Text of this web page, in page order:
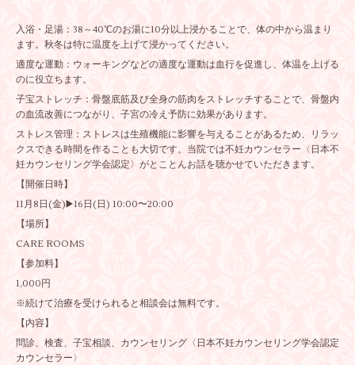
入浴・足湯：38～40℃のお湯に10分以上浸かることで、体の中から温まり
ます。秋冬は特に温度を上げて浸かってください。
適度な運動：ウォーキングなどの適度な運動は血行を促進し、体温を上げる
のに役立ちます。
子宝ストレッチ：骨盤底筋及び全身の筋肉をストレッチすることで、骨盤内
の血流改善につながり、子宮の冷え予防に効果があります。
ストレス管理：ストレスは生殖機能に影響を与えることがあるため、リラッ
クスできる時間を作ることも大切です。当院では不妊カウンセラー〈日本不
妊カウンセリング学会認定〉がとことんお話を聴かせていただきます。
【開催日時】
11月8日(金)▶️16日(日) 10:00〜20:00
【場所】
CARE ROOMS
【参加料】
1,000円
※続けて治療を受けられると相談会は無料です。
【内容】
問診、検査、子宝相談、カウンセリング〈日本不妊カウンセリング学会認定
カウンセラー〉